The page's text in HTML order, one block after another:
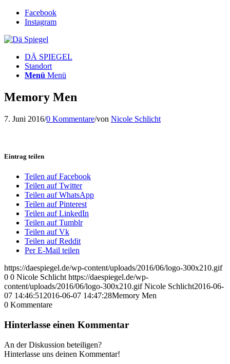
Facebook
Instagram
DÄ SPIEGEL
Standort
Menü Menü
Memory Men
7. Juni 2016/0 Kommentare/von Nicole Schlicht
Eintrag teilen
Teilen auf Facebook
Teilen auf Twitter
Teilen auf WhatsApp
Teilen auf Pinterest
Teilen auf LinkedIn
Teilen auf Tumblr
Teilen auf Vk
Teilen auf Reddit
Per E-Mail teilen
https://daespiegel.de/wp-content/uploads/2016/06/logo-300x210.gif
0 0 Nicole Schlicht https://daespiegel.de/wp-
content/uploads/2016/06/logo-300x210.gif Nicole Schlicht2016-06-
07 14:46:51 2016-06-07 14:47:28Memory Men
0 Kommentare
Hinterlasse einen Kommentar
An der Diskussion beteiligen?
Hinterlasse uns deinen Kommentar!